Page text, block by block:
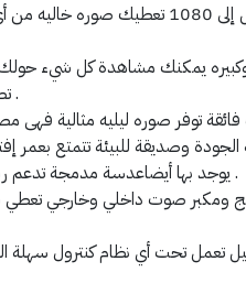
تتمتع الكاميرا بدقة العالية تصل إلى 1080
يمكنك مشاهدة كل شيء
تصل إلى 115 درجة .
توفر صوره ليليه مثالية فهى
يوجد بها أيضاعدسة مدمجة تدعم ربط تسجيل الفيديو .
ومكبر صوت داخلي وخارجي
تعمل تحت أي نظام كنترول سهلة